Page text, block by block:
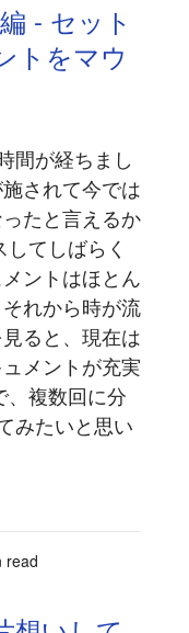
- セット
トをマウ
間が経ちまし
されて今では
たと言えるか
てしばらく
ントはほとん
れから時が流
ると、現在は
メントが充実
、複数回に分
みたいと思い
read